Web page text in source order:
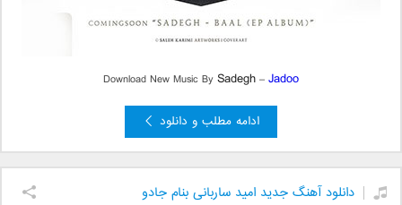
Download New Music BySadegh–Jadoo
ادامه مطلب و دانلود
دانلود آهنگ جدید امید ساربانی بنام جادو